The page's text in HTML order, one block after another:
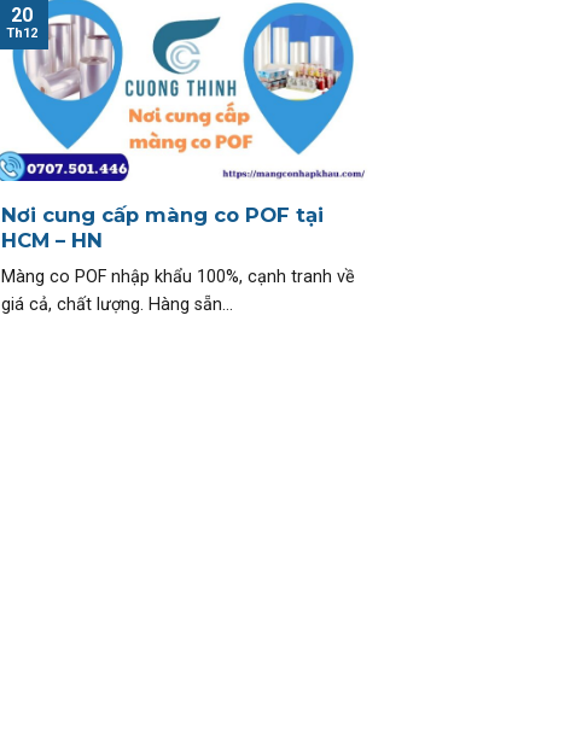
Nơi cung cấp màng co POF tại
HCM – HN
Màng co POF nhập khẩu 100%, cạnh tranh về
giá cả, chất lượng. Hàng sẵn...
20
Th12